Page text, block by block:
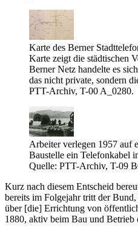
Karte des Berner
Karte zeigt die städtischen
Berner Netz handelte es
das nicht private, sondern
PTT-Archiv, T-00 A_0280.
Arbeiter verlegen 1957 auf
Baustelle ein Telefonkabel
Quelle: PTT-Archiv, T-09
Kurz nach diesem Entscheid
bereits im Folgejahr tritt der
über [die] Errichtung von
1880, aktiv beim Bau und